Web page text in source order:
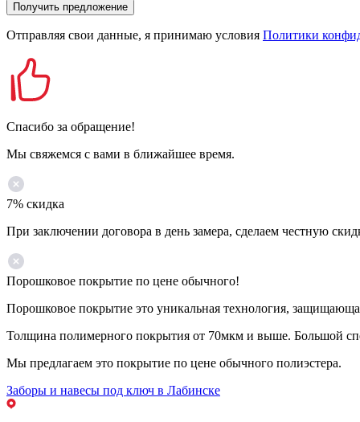
Получить предложение
Отправляя свои данные, я принимаю условия Политики
Спасибо за обращение!
Мы свяжемся с вами в ближайшее время.
7% скидка
При заключении договора в день замера, сделаем честную
Порошковое покрытие по цене обычного!
Порошковое покрытие это уникальная технология,
Толщина полимерного покрытия от 70мкм и выше. Большой
Мы предлагаем это покрытие по цене обычного полиэстера.
Заборы и навесы под ключ в Лабинске